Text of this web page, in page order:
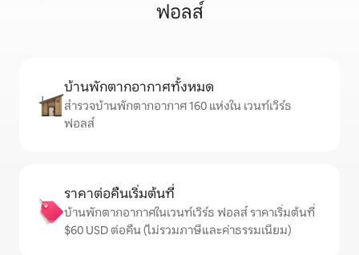
ฟอลส์
บ้านพักตากอากาศทั้งหมด
สำรวจบ้านพักตากอากาศ 160 แห่งใน เวนท์เวิร์ธ
ฟอลส์
ราคาต่อคืนเริ่มต้นที่
บ้านพักตากอากาศในเวนท์เวิร์ธ ฟอลส์ ราคาเริ่มต้นที่
$60 USD ต่อคืน (ไม่รวมภาษีและค่าธรรมเนียม)